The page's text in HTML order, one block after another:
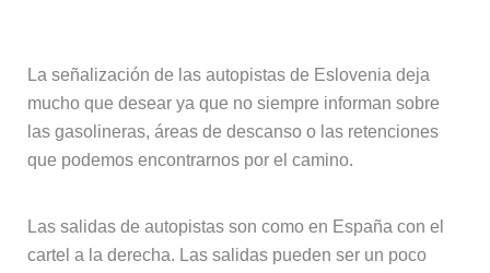
La señalización de las autopistas de Eslovenia deja
mucho que desear ya que no siempre informan sobre
las gasolineras, áreas de descanso o las retenciones
que podemos encontrarnos por el camino.
Las salidas de autopistas son como en España con el
cartel a la derecha. Las salidas pueden ser un poco